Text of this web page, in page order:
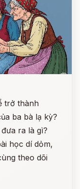
trở thành
ba bà lạ kỳ?
ra là gì?
học dí dỏm,
theo dõi